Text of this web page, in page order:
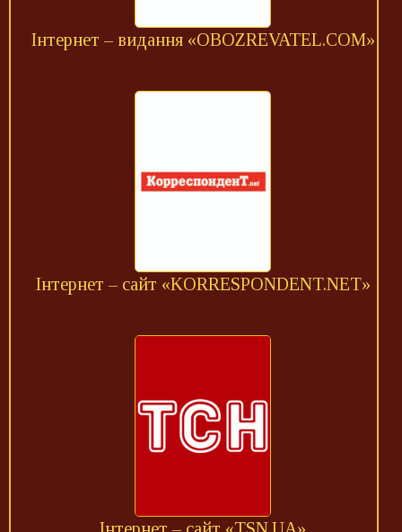
Інтернет – видання «OBOZREVATEL.COM»
Інтернет – сайт «KORRESPONDENT.NET»